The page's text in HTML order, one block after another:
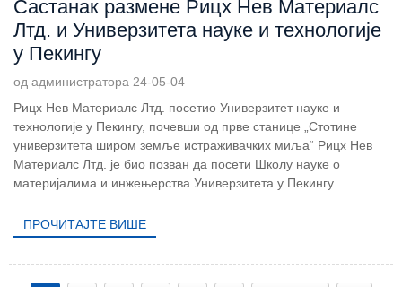
Састанак размене Рицх Нев Материалс
Лтд. и Универзитета науке и технологије
у Пекингу
од администратора 24-05-04
Рицх Нев Материалс Лтд. посетио Универзитет науке и
технологије у Пекингу, почевши од прве станице „Стотине
универзитета широм земље истраживачких миља“ Рицх Нев
Материалс Лтд. је био позван да посети Школу науке о
материјалима и инжењерства Универзитета у Пекингу...
ПРОЧИТАЈТЕ ВИШЕ